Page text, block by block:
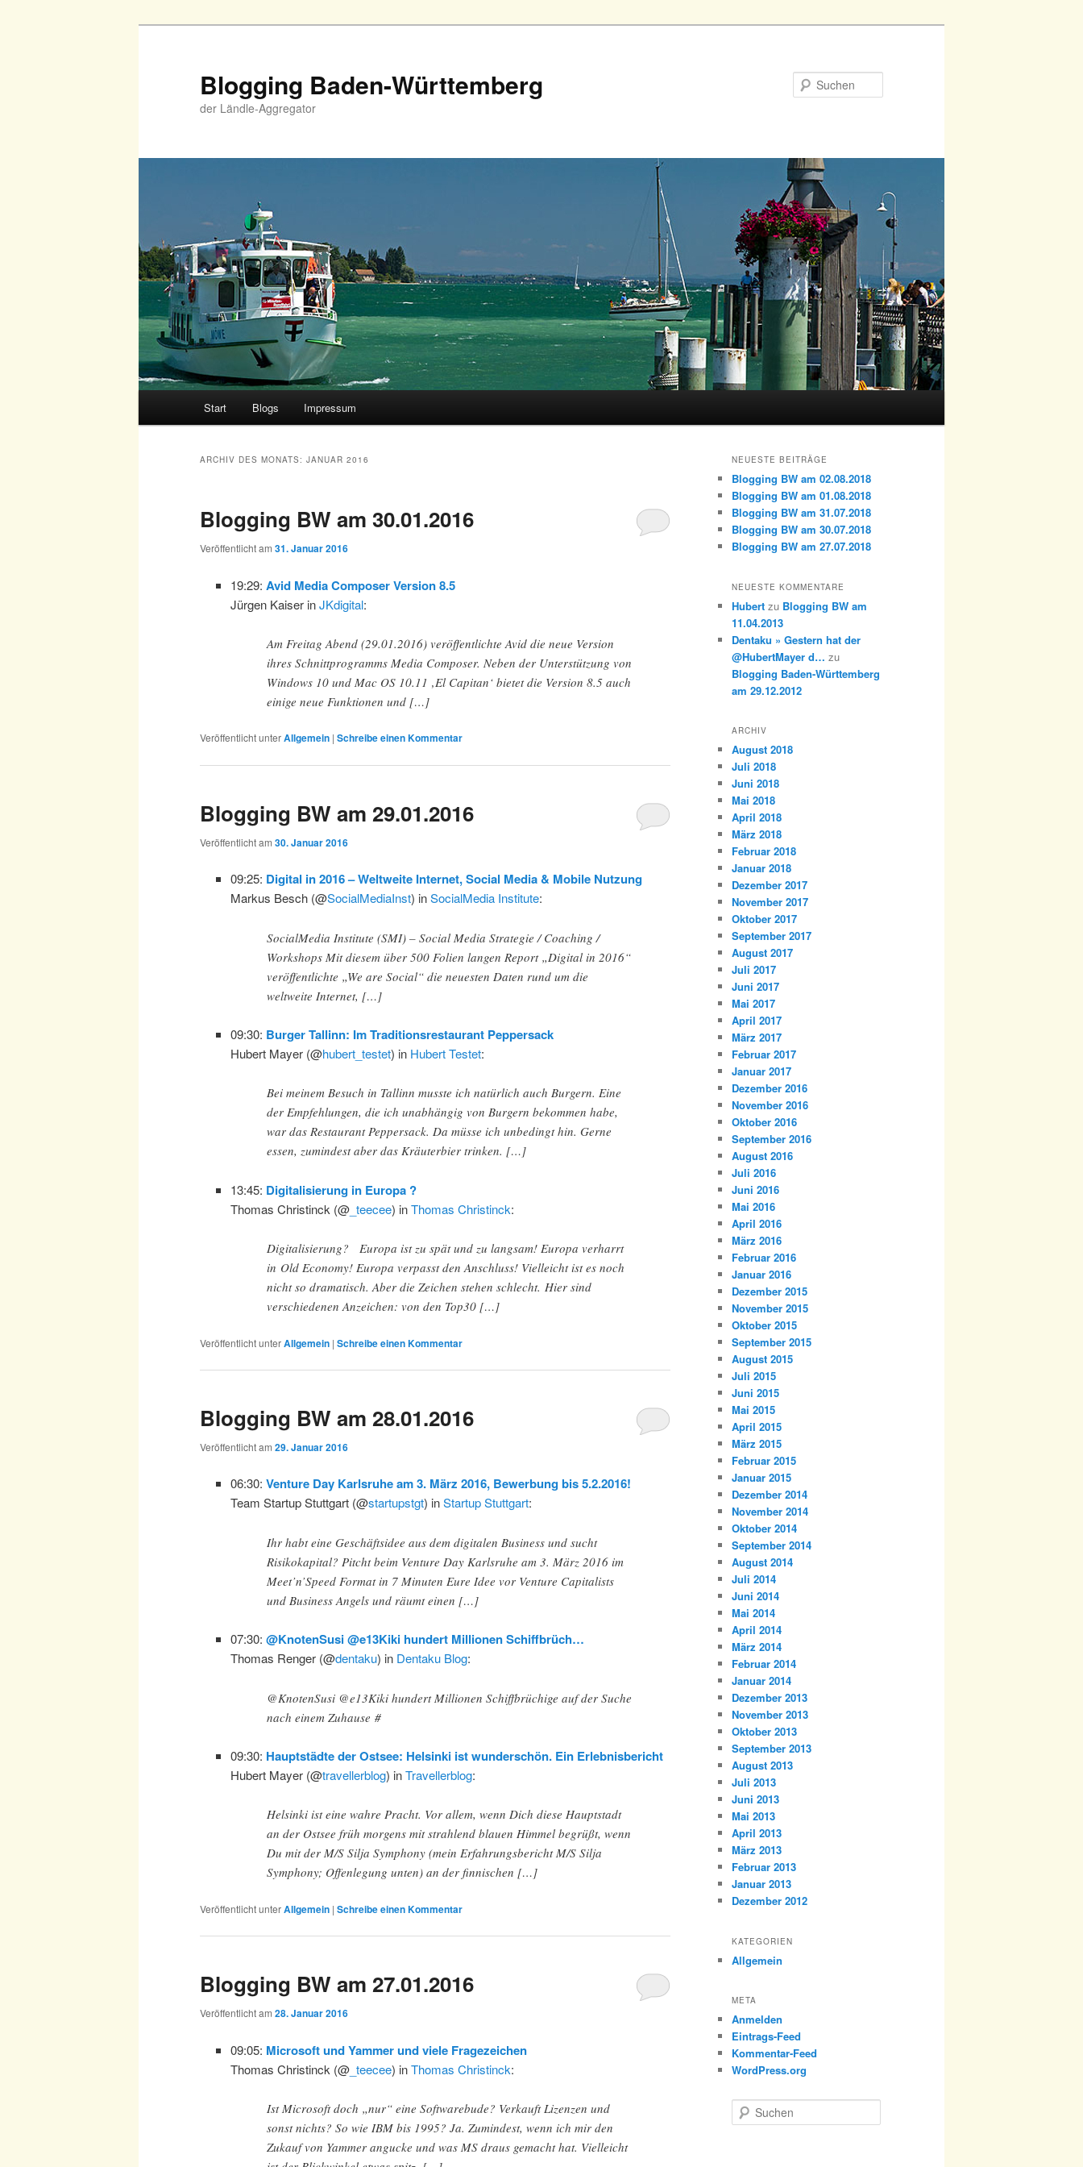
Blogging Baden-Württemberg
der Ländle-Aggregator
Start Blogs Impressum
ARCHIV DES MONATS: JANUAR 2016
Blogging BW am 30.01.2016
Veröffentlicht am 31. Januar 2016
19:29: Avid Media Composer Version 8.5
Jürgen Kaiser inJKdigital:
Am Freitag Abend (29.01.2016) veröffentlichte Avid die neue Version
ihres Schnittprogramms Media Composer. Neben der Unterstützung von
Windows 10 und Mac OS 10.11 ‚El Capitan‘ bietet die Version 8.5 auch
einige neue Funktionen und […]
Veröffentlicht unterAllgemein | Schreibe einen Kommentar
Blogging BW am 29.01.2016
Veröffentlicht am 30. Januar 2016
09:25: Digital in 2016 – Weltweite Internet, Social Media & Mobile Nutzung
Markus Besch (@SocialMediaInst) inSocialMedia Institute:
SocialMedia Institute (SMI) – Social Media Strategie / Coaching /
Workshops Mit diesem über 500 Folien langen Report „Digital in 2016“
veröffentlichte „We are Social“ die neuesten Daten rund um die
weltweite Internet, […]
09:30: Burger Tallinn: Im Traditionsrestaurant Peppersack
Hubert Mayer (@hubert_testet) in Hubert Testet:
Bei meinem Besuch in Tallinn musste ich natürlich auch Burgern. Eine
der Empfehlungen, die ich unabhängig von Burgern bekommen habe,
war das Restaurant Peppersack. Da müsse ich unbedingt hin. Gerne
essen, zumindest aber das Kräuterbier trinken. […]
13:45: Digitalisierung in Europa ?
Thomas Christinck (@_teecee) inThomas Christinck:
Digitalisierung? Europa ist zu spät und zu langsam! Europa verharrt
in Old Economy! Europa verpasst den Anschluss! Vielleicht ist es noch
nicht so dramatisch. Aber die Zeichen stehen schlecht. Hier sind
verschiedenen Anzeichen: von den Top30 […]
Veröffentlicht unterAllgemein | Schreibe einen Kommentar
Blogging BW am 28.01.2016
Veröffentlicht am 29. Januar 2016
06:30: Venture Day Karlsruhe am 3. März 2016, Bewerbung bis 5.2.2016!
Team Startup Stuttgart (@startupstgt) inStartup Stuttgart:
Ihr habt eine Geschäftsidee aus dem digitalen Business und sucht
Risikokapital? Pitcht beim Venture Day Karlsruhe am 3. März 2016 im
Meet’n’Speed Format in 7 Minuten Eure Idee vor Venture Capitalists
und Business Angels und räumt einen […]
07:30: @KnotenSusi @e13Kiki hundert Millionen Schiffbrüch…
Thomas Renger (@dentaku) in Dentaku Blog:
@KnotenSusi @e13Kiki hundert Millionen Schiffbrüchige auf der Suche
nach einem Zuhause #
09:30: Hauptstädte der Ostsee: Helsinki ist wunderschön. Ein Erlebnisbericht
Hubert Mayer (@travellerblog) inTravellerblog:
Helsinki ist eine wahre Pracht. Vor allem, wenn Dich diese Hauptstadt
an der Ostsee früh morgens mit strahlend blauen Himmel begrüßt, wenn
Du mit der M/S Silja Symphony (mein Erfahrungsbericht M/S Silja
Symphony; Offenlegung unten) an der finnischen […]
Veröffentlicht unterAllgemein | Schreibe einen Kommentar
Blogging BW am 27.01.2016
Veröffentlicht am 28. Januar 2016
09:05: Microsoft und Yammer und viele Fragezeichen
Thomas Christinck (@_teecee) inThomas Christinck:
Ist Microsoft doch „nur“ eine Softwarebude? Verkauft Lizenzen und
sonst nichts? So wie IBM bis 1995? Ja. Zumindest, wenn ich mir den
Zukauf von Yammer angucke und was MS draus gemacht hat. Vielleicht
NEUESTE BEITRÄGE
Blogging BW am 02.08.2018
Blogging BW am 01.08.2018
Blogging BW am 31.07.2018
Blogging BW am 30.07.2018
Blogging BW am 27.07.2018
NEUESTE KOMMENTARE
Hubert zu Blogging BW am
11.04.2013
Dentaku » Gestern hat der
@HubertMayer d… zu
Blogging Baden-Württemberg
am 29.12.2012
ARCHIV
August 2018
Juli 2018
Juni 2018
Mai 2018
April 2018
März 2018
Februar 2018
Januar 2018
Dezember 2017
November 2017
Oktober 2017
September 2017
August 2017
Juli 2017
Juni 2017
Mai 2017
April 2017
März 2017
Februar 2017
Januar 2017
Dezember 2016
November 2016
Oktober 2016
September 2016
August 2016
Juli 2016
Juni 2016
Mai 2016
April 2016
März 2016
Februar 2016
Januar 2016
Dezember 2015
November 2015
Oktober 2015
September 2015
August 2015
Juli 2015
Juni 2015
Mai 2015
April 2015
März 2015
Februar 2015
Januar 2015
Dezember 2014
November 2014
Oktober 2014
September 2014
August 2014
Juli 2014
Juni 2014
Mai 2014
April 2014
März 2014
Februar 2014
Januar 2014
Dezember 2013
November 2013
Oktober 2013
September 2013
August 2013
Juli 2013
Juni 2013
Mai 2013
April 2013
März 2013
Februar 2013
Januar 2013
Dezember 2012
KATEGORIEN
Allgemein
META
Anmelden
Eintrags-Feed
Kommentar-Feed
WordPress.org
u